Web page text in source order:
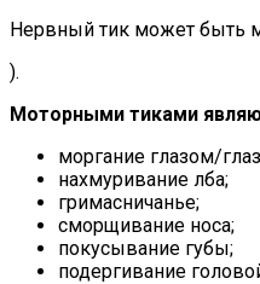
Нервный тик может быть
).
Моторными тиками
моргание глазом/
нахмуривание лба;
гримасничанье;
сморщивание носа;
покусывание губы;
подергивание